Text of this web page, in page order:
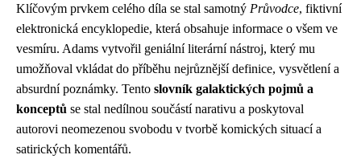
Klíčovým prvkem celého díla se stal samotný Průvodce, fiktivní
elektronická encyklopedie, která obsahuje informace o všem ve
vesmíru. Adams vytvořil geniální literární nástroj, který mu
umožňoval vkládat do příběhu nejrůznější definice, vysvětlení a
absurdní poznámky. Tento slovník galaktických pojmů a
konceptů se stal nedílnou součástí narativu a poskytoval
autorovi neomezenou svobodu v tvorbě komických situací a
satirických komentářů.